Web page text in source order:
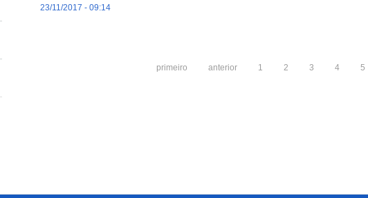
23/11/2017 - 09:14
primeiro anterior 1 2 3 4 5